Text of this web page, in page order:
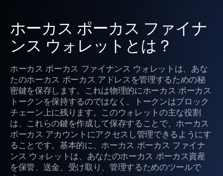
ホーカス ポーカス ファイナ
ンス ウォレットとは？
ホーカス ポーカス ファイナンス ウォレットは、あな
たのホーカス ポーカス アドレスを管理するための秘
密鍵を保存します。これは物理的にホーカス ポーカス
トークンを保持するのではなく、トークンはブロック
チェーン上に残ります。このウォレットの主な役割
は、これらの鍵を作成して保存することで、ホーカス
ポーカス アカウントにアクセスし管理できるようにす
ることです。基本的に、ホーカス ポーカス ファイナ
ンス ウォレットは、あなたのホーカス ポーカス資産
を保管、送金、受け取り、管理するためのツールで